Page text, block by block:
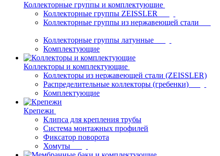
Коллекторные группы и комплектующие
Коллекторные группы ZEISSLER
Коллекторные группы из нержавеющей стали
Коллекторные группы латунные
Комплектующие
Коллекторы и комплектующие
Коллекторы из нержавеющей стали (ZEISSLER)
Распределительные коллекторы (гребенки)
Комплектующие
Крепежи
Клипса для крепления трубы
Система монтажных профилей
Фиксатор поворота
Хомуты